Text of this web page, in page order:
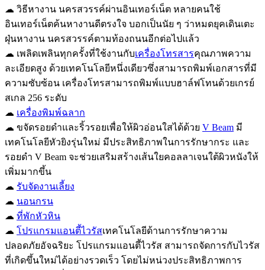
☁ วิธีหางาน นครสวรรค์ผ่านอินเทอร์เน็ต หลายคนใช้
อินเทอร์เน็ตค้นหางานดีตรงใจ บอกเป็นนัย ๆ ว่าหมดยุคเดินเตะ
ฝุ่นหางาน นครสวรรค์ตามท้องถนนอีกต่อไปแล้ว
☁ เพลิดเพลินทุกครั้งที่ใช้งานกับเครื่องโทรสารคุณภาพความ
ละเอียดสูง ด้วยเทคโนโลยีหนึ่งเดียวซึ่งสามารถพิมพ์เอกสารที่มี
ความซับซ้อน เครื่องโทรสามารถพิมพ์แบบฮาล์ฟโทนด้วยเกรย์
สเกล 256 ระดับ
☁ เครื่องพิมพ์ฉลาก
☁ ขจัดรอยดำและริ้วรอยเพื่อให้ผิวอ่อนใสได้ด้วย V Beam มี
เทคโนโลยีหัวยิงรุ่นใหม่ มีประสิทธิภาพในการรักษากระ และ
รอยดำ V Beam จะช่วยเสริมสร้างเส้นใยคอลลาเจนใต้ผิวหนังให้
เพิ่มมากขึ้น
☁ รับจัดงานเลี้ยง
☁ นอนกรน
☁ ที่พักหัวหิน
☁ โปรแกรมแอนตี้ไวรัสเทคโนโลยีด้านการรักษาความ
ปลอดภัยอัจฉริยะ โปรแกรมแอนตี้ไวรัส สามารถจัดการกับไวรัส
ที่เกิดขึ้นใหม่ได้อย่างรวดเร็ว โดยไม่หน่วงประสิทธิภาพการ